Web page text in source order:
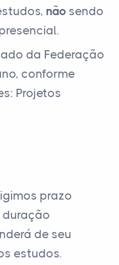
não sendo
da Federação
conforme
Projetos
prazo
duração
de seu
estudos.